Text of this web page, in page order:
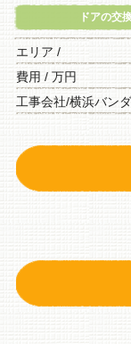
ドアの交
エリア /
費用 / 万円
工事会社/横浜バン